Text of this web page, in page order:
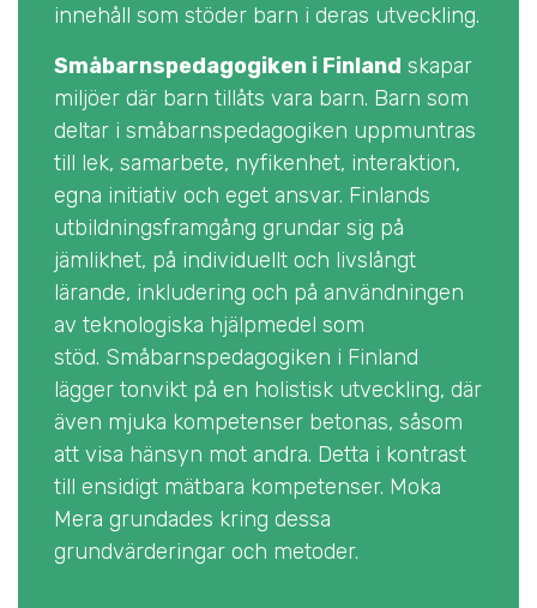
innehåll som stöder barn i deras utveckling.
Småbarnspedagogiken i Finland skapar
miljöer där barn tillåts vara barn. Barn som
deltar i småbarnspedagogiken uppmuntras
till lek, samarbete, nyfikenhet, interaktion,
egna initiativ och eget ansvar. Finlands
utbildningsframgång grundar sig på
jämlikhet, på individuellt och livslångt
lärande, inkludering och på användningen
av teknologiska hjälpmedel som
stöd. Småbarnspedagogiken i Finland
lägger tonvikt på en holistisk utveckling, där
även mjuka kompetenser betonas, såsom
att visa hänsyn mot andra. Detta i kontrast
till ensidigt mätbara kompetenser. Moka
Mera grundades kring dessa
grundvärderingar och metoder.